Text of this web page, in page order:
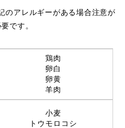
のアレルギーがある場合注意が
要です。
鶏肉
卵白
卵黄
羊肉
小麦
トウモロコシ